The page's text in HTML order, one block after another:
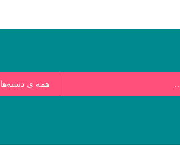
پرداخت.
همه ی دسته‌ها